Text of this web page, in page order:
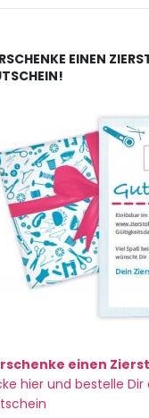
EINEN
einen
hier und bestelle